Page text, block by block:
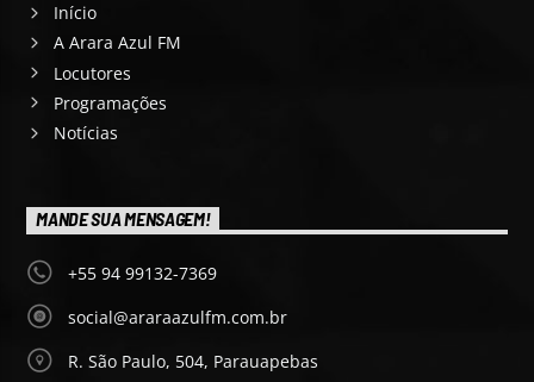
Início
A Arara Azul FM
Locutores
Programações
Notícias
MANDE SUA MENSAGEM!
+55 94 99132-7369
social@araraazulfm.com.br
R. São Paulo, 504, Parauapebas